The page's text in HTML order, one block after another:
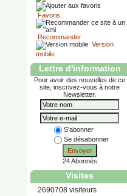
Favoris
Recommander
Version
mobile
Lettre d'information
Pour avoir des nouvelles de ce
site, inscrivez-vous à notre
Newsletter.
S'abonner
Se désabonner
Envoyer
24 Abonnés
Visites
2690708 visiteurs